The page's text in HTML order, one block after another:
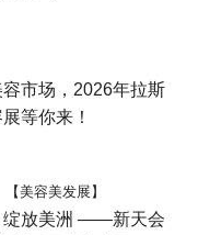
市场，2026年拉斯
等你来！
【美容美发展】
绽放美洲 ——新天会